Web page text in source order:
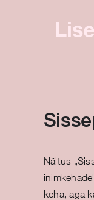
Näitus
keha, aga